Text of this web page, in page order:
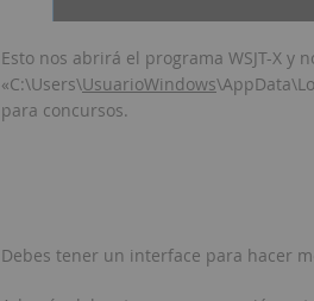
Esto nos abrirá el programa WSJT-X
«C:\Users\UsuarioWindows
para concursos.
Debes tener un interface para hacer